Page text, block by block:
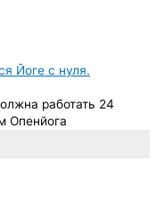
Йоге с нуля.
работать 24
Опенйога